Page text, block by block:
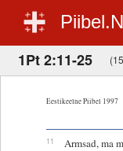
1Pt 2:11-25
Eestikeelne Piibel 1997
11
Armsad, ma